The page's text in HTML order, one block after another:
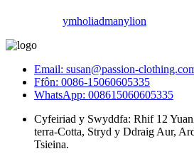
ymholiadmanylion
Email: susan@passion-
Ffôn: 0086-15060605335
WhatsApp: 008615060605335
Cyfeiriad y Swyddfa: Rhif 12
terra-Cotta, Stryd y Ddraig Aur,
Tsieina.